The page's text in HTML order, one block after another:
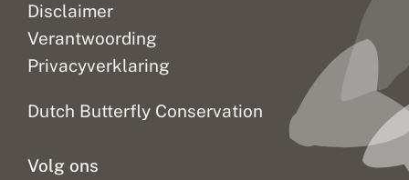
Disclaimer
Verantwoording
Privacyverklaring
Dutch Butterfly Conservation
Volg ons